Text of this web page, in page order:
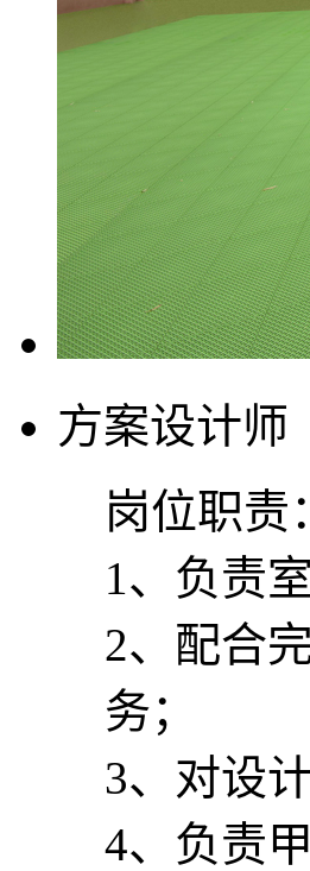
方案设计师
岗位职责：
1、负责
2、配合
务；
3、对设
4、负责